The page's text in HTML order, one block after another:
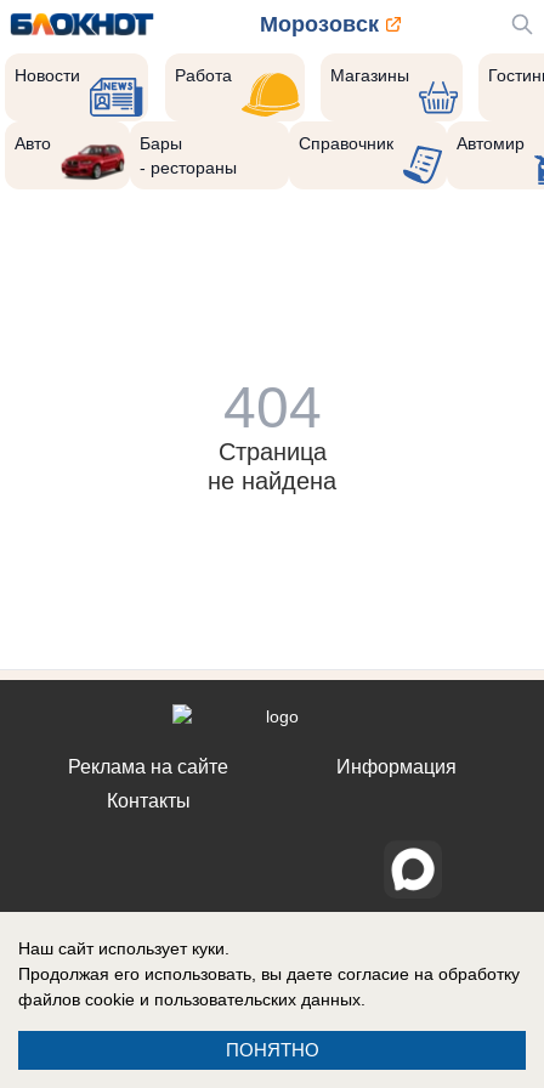
Морозовск
Новости Работа Магазины
Авто
Бары
- рестораны
Справочник Автомир
404
Страница
не найдена
Реклама на сайте
Контакты
Информация
Наш сайт использует куки.
Продолжая его использовать, вы даете согласие на обработку
файлов cookie и пользовательских данных.
ПОНЯТНО